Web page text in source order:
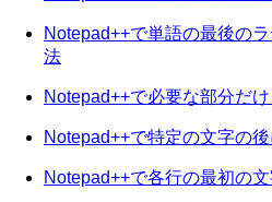
Notepad++で単語の最後の
法
Notepad++で必要な部分だ
Notepad++で特定の文字の
Notepad++で各行の最初の